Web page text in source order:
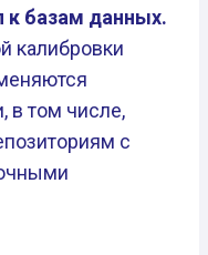
к базам данных.
калибровки
в том числе,
с